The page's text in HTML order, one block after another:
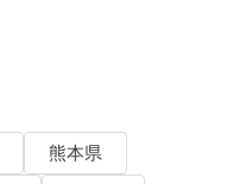
熊本県